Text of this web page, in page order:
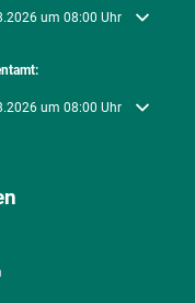
auszublenden
um 08:00 Uhr
auszublenden
um 08:00 Uhr